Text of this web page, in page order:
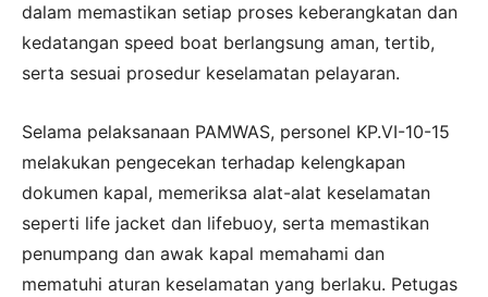
dalam memastikan setiap proses keberangkatan dan
kedatangan speed boat berlangsung aman, tertib,
serta sesuai prosedur keselamatan pelayaran.
Selama pelaksanaan PAMWAS, personel KP.VI-10-15
melakukan pengecekan terhadap kelengkapan
dokumen kapal, memeriksa alat-alat keselamatan
seperti life jacket dan lifebuoy, serta memastikan
penumpang dan awak kapal memahami dan
mematuhi aturan keselamatan yang berlaku. Petugas